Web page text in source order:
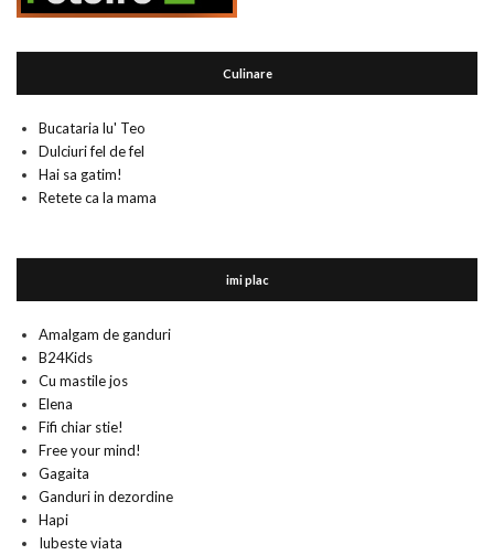
Culinare
Bucataria lu' Teo
Dulciuri fel de fel
Hai sa gatim!
Retete ca la mama
imi plac
Amalgam de ganduri
B24Kids
Cu mastile jos
Elena
Fifi chiar stie!
Free your mind!
Gagaita
Ganduri in dezordine
Hapi
Iubeste viata